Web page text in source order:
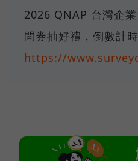
2026 QNAP 台灣企
問券抽好禮，倒數計時
https://